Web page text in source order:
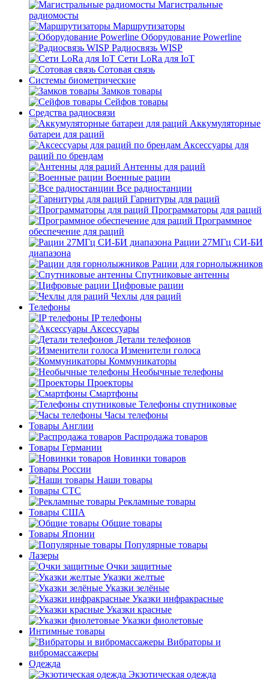
Магистральные
радиомосты
Маршрутизаторы
Оборудование Powerline
Радиосвязь WISP
Сети LoRa для IoT
Сотовая связь
Системы биометрические
Замков товары
Сейфов товары
Средства радиосвязи
Аккумуляторные
батареи для раций
Аксессуары для
раций по брендам
Антенны для раций
Военные рации
Все радиостанции
Гарнитуры для раций
Программаторы для раций
Программное
обеспечение для раций
Рации 27МГц СИ-БИ
диапазона
Рации для горнолыжников
Спутниковые антенны
Цифровые рации
Чехлы для раций
Телефоны
IP телефоны
Аксессуары
Детали телефонов
Изменители голоса
Коммуникаторы
Необычные телефоны
Проекторы
Смартфоны
Телефоны спутниковые
Часы телефоны
Товары Англии
Распродажа товаров
Товары Германии
Новинки товаров
Товары России
Наши товары
Товары СТС
Рекламные товары
Товары США
Общие товары
Товары Японии
Популярные товары
Лазеры
Очки защитные
Указки желтые
Указки зелёные
Указки инфракрасные
Указки красные
Указки фиолетовые
Интимные товары
Вибраторы и
вибромассажеры
Одежда
Экзотическая одежда